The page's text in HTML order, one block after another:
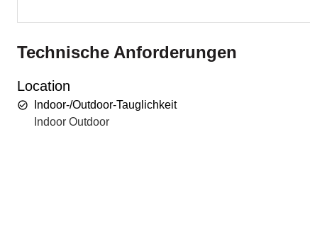
Technische Anforderungen
Location
Indoor-/Outdoor-Tauglichkeit
Indoor Outdoor